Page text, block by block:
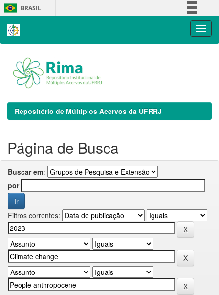
Skip
navigation
BRASIL
Repositório de Múltiplos Acervos da UFRRJ
Página de Busca
Buscar em:
por
Filtros correntes: